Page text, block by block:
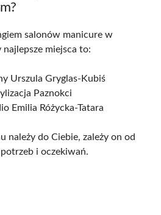
salonów manicure w
miejsca to:
Urszula Gryglas-Kubiś
Paznokci
Emilia Różycka-Tatara
należy do Ciebie, zależy on od
i oczekiwań.